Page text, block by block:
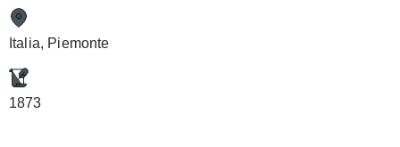
Italia, Piemonte
1873